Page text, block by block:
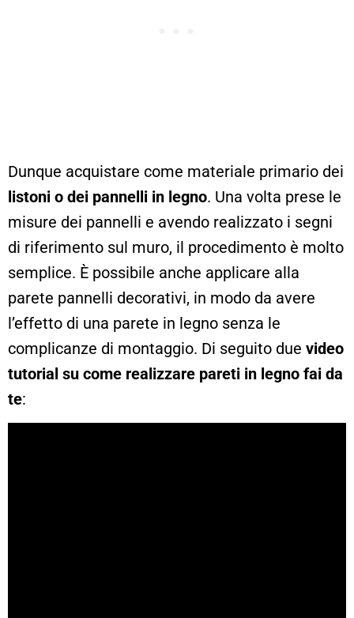
Dunque acquistare come materiale primario dei
listoni o dei pannelli in legno. Una volta prese le
misure dei pannelli e avendo realizzato i segni
di riferimento sul muro, il procedimento è molto
semplice. È possibile anche applicare alla
parete pannelli decorativi, in modo da avere
l’effetto di una parete in legno senza le
complicanze di montaggio. Di seguito due video
tutorial su come realizzare pareti in legno fai da
te: